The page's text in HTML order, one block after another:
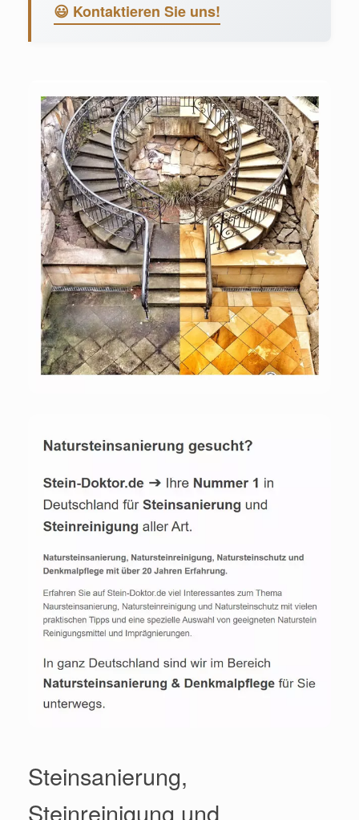
😃 Kontaktieren Sie uns!
Steinsanierung,
Steinreinigung und